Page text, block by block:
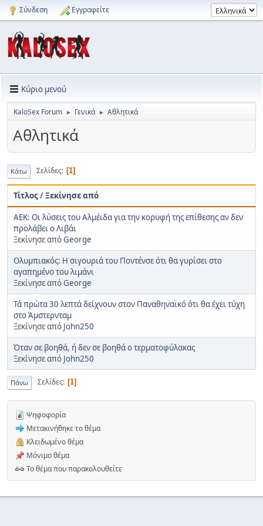
Σύνδεση Εγγραφείτε
Κύριο μενού
KaloSex Forum ► Γενικά ► Αθλητικά
Αθλητικά
Κάτω Σελίδες 1
Τίτλος/Ξεκίνησε από
ΑΕΚ: Οι λύσεις του Αλμέιδα για την κορυφή της επίθεσης αν δεν
προλάβει ο Λιβάι
Ξεκίνησε απόGeorge
Ολυμπιακός: Η σιγουριά του Ποντένσε ότι θα γυρίσει στο
αγαπημένο του λιμάνι
Ξεκίνησε απόGeorge
Τά πρώτα 30 λεπτά δείχνουν στον Παναθηναϊκό ότι θα έχει τύχη
στο Άμστερνταμ
Ξεκίνησε από John250
Όταν σε βοηθά, ή δεν σε βοηθά ο τερματοφύλακας
Ξεκίνησε από John250
Πάνω Σελίδες 1
Ψηφοφορία
Μετακινήθηκε το θέμα
Κλειδωμένο θέμα
Μόνιμο θέμα
Το θέμα που παρακολουθείτε